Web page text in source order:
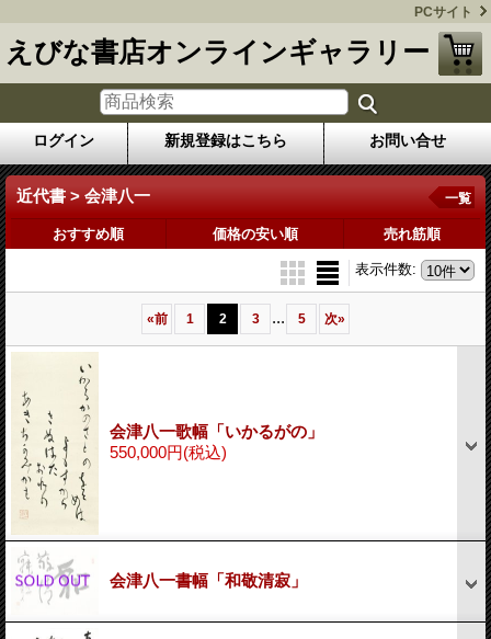
PCサイト
えびな書店オンラインギャラリー
ログイン 新規登録はこちら お問い合せ
近代書 > 会津八一 一覧
おすすめ順 価格の安い順 売れ筋順
表示件数:
«前 1 2 3 ... 5 次»
会津八一歌幅「いかるがの」
550,000円(税込)
会津八一書幅「和敬清寂」